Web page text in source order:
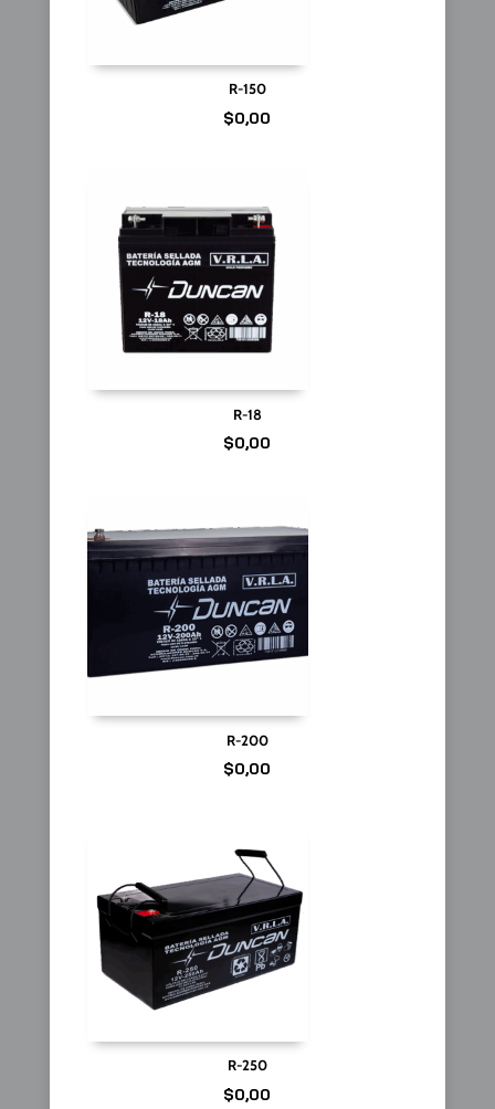
R-150
$0,00
R-18
$0,00
R-200
$0,00
R-250
$0,00